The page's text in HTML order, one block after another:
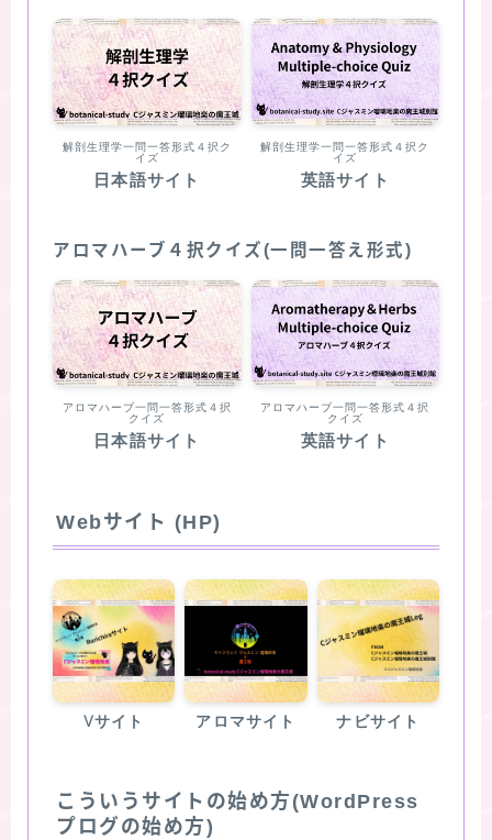
解剖生理学一問一答形式４択ク
イズ
日本語サイト
解剖生理学一問一答形式４択ク
イズ
英語サイト
アロマハーブ４択クイズ(一問一答え形式)
アロマハーブ一問一答形式４択
クイズ
日本語サイト
アロマハーブ一問一答形式４択
クイズ
英語サイト
Webサイト (HP)
Vサイト アロマサイト ナビサイト
こういうサイトの始め方(WordPress
プログの始め方)